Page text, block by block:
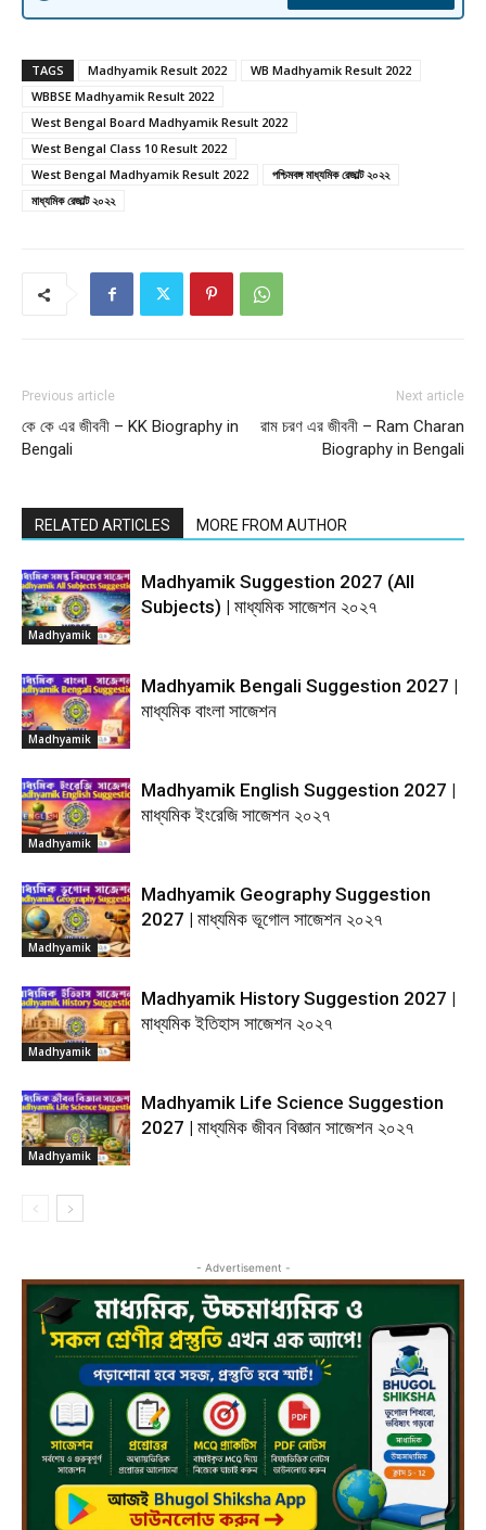
TAGS Madhyamik Result 2022
WB Madhyamik Result 2022
WBBSE Madhyamik Result 2022
West Bengal Board Madhyamik Result 2022
West Bengal Class 10 Result 2022
West Bengal Madhyamik Result 2022
পশ্চিমবঙ্গ মাধ্যমিক রেজাল্ট ২০২২
মাধ্যমিক রেজাল্ট ২০২২
Previous article
কে কে এর জীবনী – KK Biography in
Bengali
Next article
রাম চরণ এর জীবনী – Ram Charan
Biography in Bengali
RELATED ARTICLES MORE FROM AUTHOR
Madhyamik
Madhyamik Suggestion 2027 (All
Subjects) | মাধ্যমিক সাজেশন ২০২৭
Madhyamik
Madhyamik Bengali Suggestion 2027 |
মাধ্যমিক বাংলা সাজেশন
Madhyamik
Madhyamik English Suggestion 2027 |
মাধ্যমিক ইংরেজি সাজেশন ২০২৭
Madhyamik
Madhyamik Geography Suggestion
2027 | মাধ্যমিক ভূগোল সাজেশন ২০২৭
Madhyamik
Madhyamik History Suggestion 2027 |
মাধ্যমিক ইতিহাস সাজেশন ২০২৭
Madhyamik
Madhyamik Life Science Suggestion
2027 | মাধ্যমিক জীবন বিজ্ঞান সাজেশন ২০২৭
- Advertisement -